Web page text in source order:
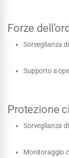
Forze
Sorveglianza
Supporto a
Protezione
Sorveglianza
Monitoraggio